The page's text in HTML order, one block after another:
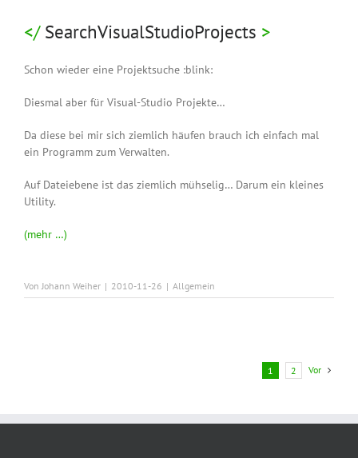
SearchVisualStudioProjects
Schon wieder eine Projektsuche :blink:
Diesmal aber für Visual-Studio Projekte…
Da diese bei mir sich ziemlich häufen brauch ich einfach mal
ein Programm zum Verwalten.
Auf Dateiebene ist das ziemlich mühselig… Darum ein kleines
Utility.
(mehr …)
VonJohann Weiher | 2010-11-26 | Allgemein
1 2 Vor